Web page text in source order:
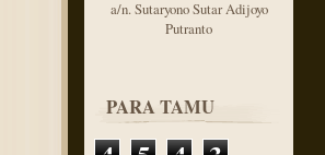
a/n. Sutaryono Sutar Adijoyo
Putranto
PARA TAMU